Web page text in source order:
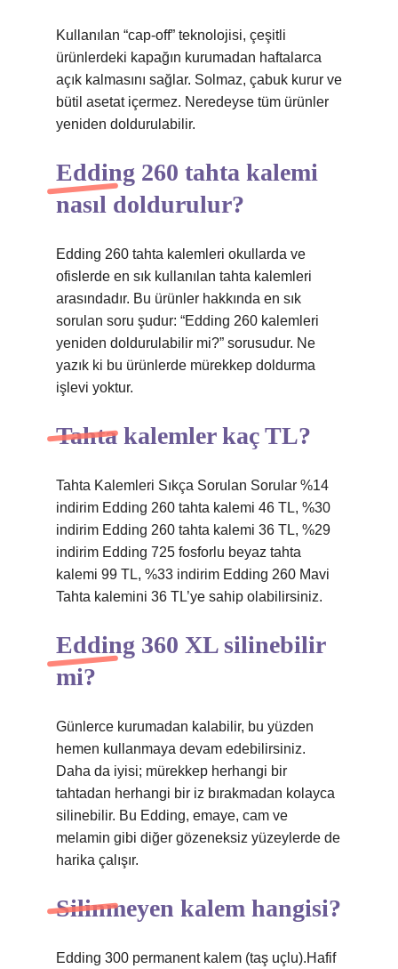
Kullanılan “cap-off” teknolojisi, çeşitli
ürünlerdeki kapağın kurumadan haftalarca
açık kalmasını sağlar. Solmaz, çabuk kurur ve
bütil asetat içermez. Neredeyse tüm ürünler
yeniden doldurulabilir.
Edding 260 tahta kalemi
nasıl doldurulur?
Edding 260 tahta kalemleri okullarda ve
ofislerde en sık kullanılan tahta kalemleri
arasındadır. Bu ürünler hakkında en sık
sorulan soru şudur: “Edding 260 kalemleri
yeniden doldurulabilir mi?” sorusudur. Ne
yazık ki bu ürünlerde mürekkep doldurma
işlevi yoktur.
Tahta kalemler kaç TL?
Tahta Kalemleri Sıkça Sorulan Sorular %14
indirim Edding 260 tahta kalemi 46 TL, %30
indirim Edding 260 tahta kalemi 36 TL, %29
indirim Edding 725 fosforlu beyaz tahta
kalemi 99 TL, %33 indirim Edding 260 Mavi
Tahta kalemini 36 TL’ye sahip olabilirsiniz.
Edding 360 XL silinebilir
mi?
Günlerce kurumadan kalabilir, bu yüzden
hemen kullanmaya devam edebilirsiniz.
Daha da iyisi; mürekkep herhangi bir
tahtadan herhangi bir iz bırakmadan kolayca
silinebilir. Bu Edding, emaye, cam ve
melamin gibi diğer gözeneksiz yüzeylerde de
harika çalışır.
Silinmeyen kalem hangisi?
Edding 300 permanent kalem (taş uçlu).Hafif